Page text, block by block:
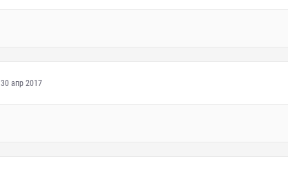
30 апр 2017